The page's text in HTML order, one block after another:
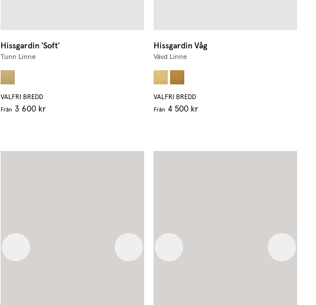
Hissgardin 'Soft'
Tunn Linne
VALFRI BREDD
Från 3 600 kr
Hissgardin Våg
Vävd Linne
VALFRI BREDD
Från 4 500 kr
Previous image Next image Previous image Next